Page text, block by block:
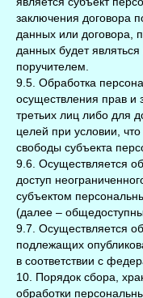
заключения договора
данных или договора,
данных будет
поручителем.
9.5. Обработка
осуществления прав и
третьих лиц либо для
целей при условии,
свободы субъекта
9.6. Осуществляется
доступ
субъектом
(далее –
9.7. Осуществляется
подлежащих
в соответствии с
10. Порядок сбора,
обработки